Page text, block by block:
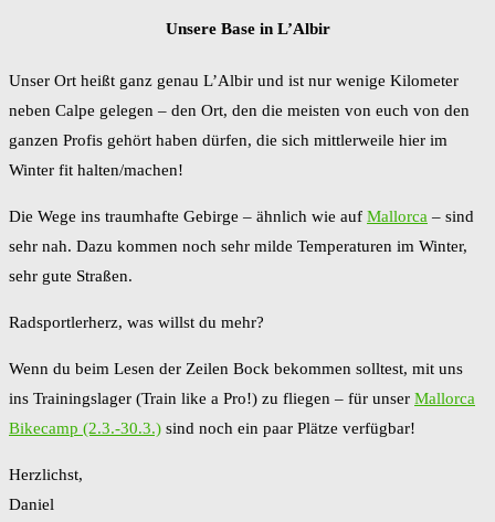
Unsere Base in L’Albir
Unser Ort heißt ganz genau L’Albir und ist nur wenige Kilometer
neben Calpe gelegen – den Ort, den die meisten von euch von den
ganzen Profis gehört haben dürfen, die sich mittlerweile hier im
Winter fit halten/machen!
Die Wege ins traumhafte Gebirge – ähnlich wie auf Mallorca – sind
sehr nah. Dazu kommen noch sehr milde Temperaturen im Winter,
sehr gute Straßen.
Radsportlerherz, was willst du mehr?
Wenn du beim Lesen der Zeilen Bock bekommen solltest, mit uns
ins Trainingslager (Train like a Pro!) zu fliegen – für unser Mallorca
Bikecamp (2.3.-30.3.) sind noch ein paar Plätze verfügbar!
Herzlichst,
Daniel